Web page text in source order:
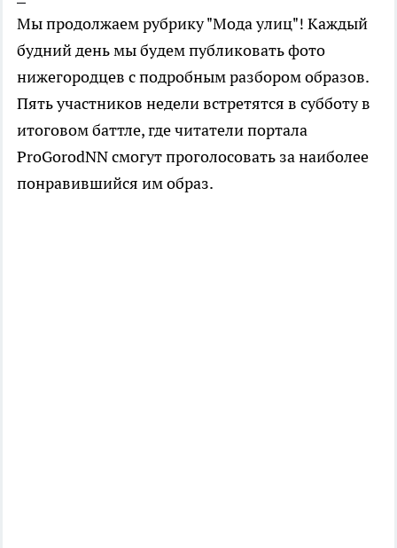
Мы продолжаем рубрику "Мода улиц"! Каждый
будний день мы будем публиковать фото
нижегородцев с подробным разбором образов.
Пять участников недели встретятся в субботу в
итоговом баттле, где читатели портала
ProGorodNN смогут проголосовать за наиболее
понравившийся им образ.